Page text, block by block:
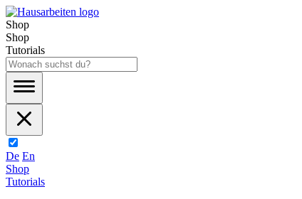
Shop
Shop
Tutorials
De En
Shop
Tutorials